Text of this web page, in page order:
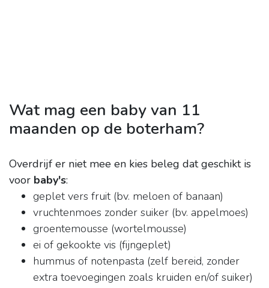
Wat mag een baby van 11
maanden op de boterham?
Overdrijf er niet mee en kies beleg dat geschikt is
voor baby's:
geplet vers fruit (bv. meloen of banaan)
vruchtenmoes zonder suiker (bv. appelmoes)
groentemousse (wortelmousse)
ei of gekookte vis (fijngeplet)
hummus of notenpasta (zelf bereid, zonder
extra toevoegingen zoals kruiden en/of suiker)